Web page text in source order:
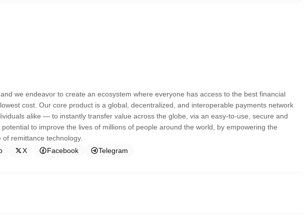
we endeavor to create an ecosystem where everyone has access to the best financial
cost. Our core product is a global, decentralized, and interoperable payments network
alike — to instantly transfer value across the globe, via an easy-to-use, secure and
to improve the lives of millions of people around the world, by empowering the
remittance technology.
X Facebook Telegram